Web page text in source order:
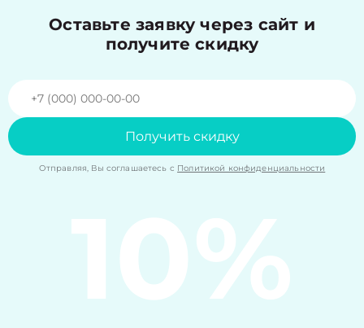
Оставьте заявку через сайт и
получите скидку
Получить скидку
Отправляя, Вы соглашаетесь с Политикой конфиденциальности
10%